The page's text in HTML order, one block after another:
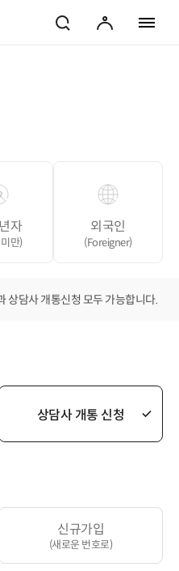
검색
마이페이지
자
만)
외국인
(Foreigner)
상담사 개통신청 모두 가능합니다.
상담사 개통 신청
신규가입
(새로운 번호로)